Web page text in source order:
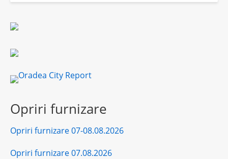
Opriri furnizare
Opriri furnizare 07-08.08.2026
Opriri furnizare 07.08.2026